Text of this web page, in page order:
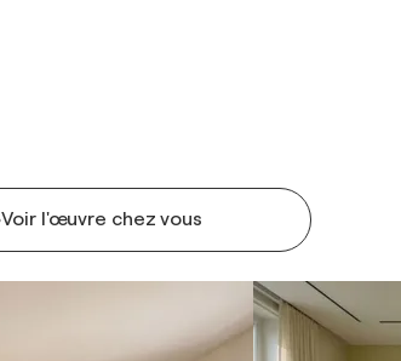
Voir l'œuvre chez vous